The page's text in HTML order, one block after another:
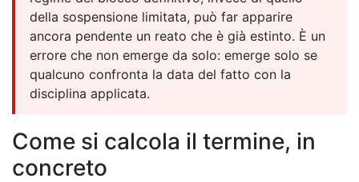
della sospensione limitata, può far apparire
ancora pendente un reato che è già estinto. È un
errore che non emerge da solo: emerge solo se
qualcuno confronta la data del fatto con la
disciplina applicata.
Come si calcola il termine, in
concreto